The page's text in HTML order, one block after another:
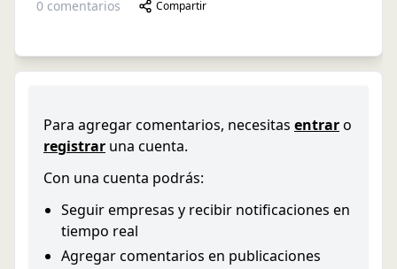
0 comentarios Compartir
Para agregar comentarios, necesitas entraro
registrar una cuenta.
Con una cuenta podrás:
Seguir empresas y recibir notificaciones en
tiempo real
Agregar comentarios en publicaciones